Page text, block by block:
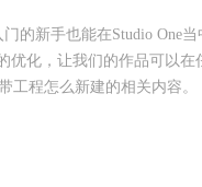
的新手也能在Studio One
化，让我们的作品可以在
工程怎么新建的相关内容。